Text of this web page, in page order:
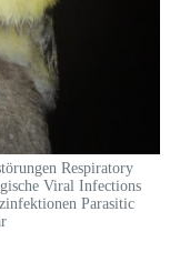
Respiratory
Viral Infections
Parasitic